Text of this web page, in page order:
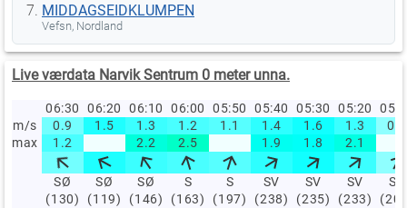
MIDDAGSEIDKLUMPEN
Vefsn, Nordland
Live værdata Narvik Sentrum 0 meter unna.
06:30 06:20 06:10 06:00 05:50 05:40 05:30 05:20
m/s
0.9 1.5 1.3 1.2 1.1 1.4 1.6 1.3
0.7
max
1.2 2.2 2.5 1.9 1.8 2.1
SØ
(130)
SØ
(119)
SØ
(146)
S
(163)
S
(197)
SV
(238)
SV
(235)
SV
(233)
SV